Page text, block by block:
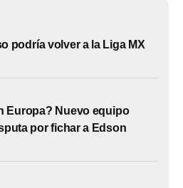
podría volver a la Liga MX
Europa? Nuevo equipo
por fichar a Edson